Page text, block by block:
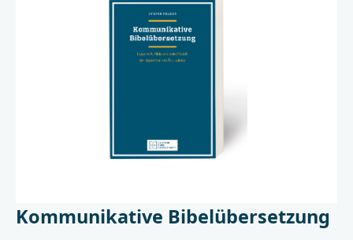
Kommunikative Bibelübersetzung